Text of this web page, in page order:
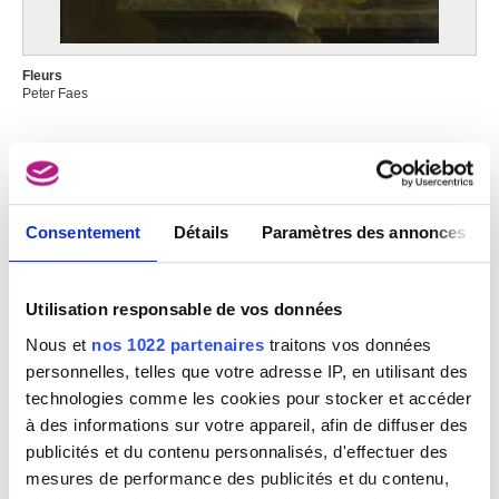
Consentement Détails Paramètres des annonces
Utilisation responsable de vos données
Nous et nos 1022 partenaires traitons vos données
personnelles, telles que votre adresse IP, en utilisant des
technologies comme les cookies pour stocker et accéder
à des informations sur votre appareil, afin de diffuser des
publicités et du contenu personnalisés, d'effectuer des
mesures de performance des publicités et du contenu,
Kecskemét (Hongrie) 1867 - Budapest (Hongrie) 1945
Féraud Albert
Paris (France) 1921
Ferguson William Gowe
Ecosse (Royaume-Uni) 1632/33 - Londres (Angleterre, Royaume-Uni) ca.
1695
Ferrari Gaudenzio
Valduggia (Italie) vers 1480 - Milan (Italie) 1546
Athènes (Grèce) 1951
Ferrer Joaquín
Menzanillo (Cuba) 1929
Feti Domenico
Rome (Italie) vers 1589 - Venise (Italie) 1624
Feuchère Jean-Jacques
Paris (France) 1807 - 1852
Fleurs
Peter Faes